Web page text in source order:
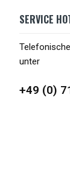
SERVICE
unter
+49 (0)